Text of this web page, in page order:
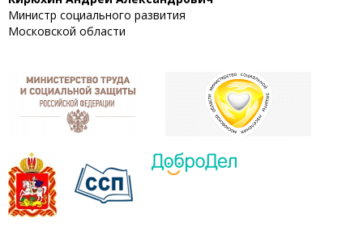
Министр социального развития
Московской области